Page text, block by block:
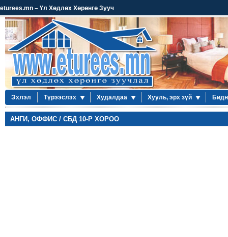
eturees.mn – Үл Хөдлөх Хөрөнгө Зууч
Эхлэл Түрээслэх Худалдаа Хууль, эрх зүй
АНГИ, ОФФИС / СБД 10-Р ХОРОО